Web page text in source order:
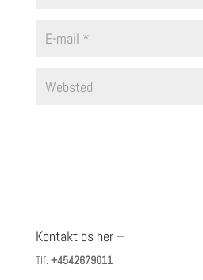
Kontakt os her –
Tlf. +4542679011